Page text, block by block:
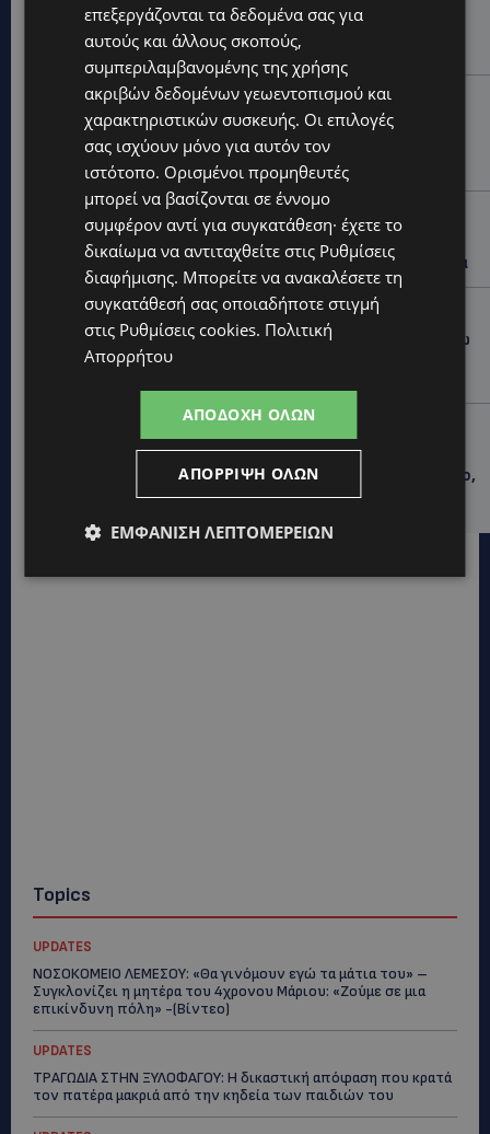
ΝΟΣΟΚΟΜΕΙΟ ΛΕΜΕΣΟΥ: «Θα γινόμουν εγώ τα μάτια
του» – Συγκλονίζει η μητέρα του 4χρονου Μάριου:
«Ζούμε σε μια επικίνδυνη πόλη» -(Βίντεο)
UPDATES
ΤΡΑΓΩΔΙΑ ΣΤΗΝ ΞΥΛΟΦΑΓΟΥ: Η δικαστική απόφαση
που κρατά τον πατέρα μακριά από την κηδεία των
παιδιών του
UPDATES
ΑΓΙΑ ΝΑΠΑ: €25.555 στην κατοχή 34χρονου –
Εντοπίστηκαν και αδασμολόγητα καπνικά προϊόντα
UPDATES
ΦΡΑΓΜΑ ΚΛΗΡΟΥ: Πήγαν για ψάρεμα και άφησαν πίσω
τους σκουπίδια – Εικόνες που προβληματίζουν-
ΝΙΚΟΣ ΚΑΛΟΓΕΡΟΠΟΥΛΟΣ: Έφυγε από τη ζωή ο
πολυτάλαντος καλλιτέχνης που ξεχώρισε σε θέατρο,
κινηματογράφο και τηλεόραση-(Bίντεο)
Topics
UPDATES
ΝΟΣΟΚΟΜΕΙΟ ΛΕΜΕΣΟΥ: «Θα γινόμουν εγώ τα μάτια του» –
Συγκλονίζει η μητέρα του 4χρονου Μάριου: «Ζούμε σε μια
επικίνδυνη πόλη» -(Βίντεο)
UPDATES
ΤΡΑΓΩΔΙΑ ΣΤΗΝ ΞΥΛΟΦΑΓΟΥ: Η δικαστική απόφαση που κρατά
τον πατέρα μακριά από την κηδεία των παιδιών του
επεξεργάζονται τα δεδομένα σας για
αυτούς και άλλους σκοπούς,
συμπεριλαμβανομένης της χρήσης
ακριβών δεδομένων γεωεντοπισμού και
χαρακτηριστικών συσκευής. Οι επιλογές
σας ισχύουν μόνο για αυτόν τον
ιστότοπο. Ορισμένοι προμηθευτές
μπορεί να βασίζονται σε έννομο
συμφέρον αντί για συγκατάθεση· έχετε το
δικαίωμα να αντιταχθείτε στις Ρυθμίσεις
διαφήμισης. Μπορείτε να ανακαλέσετε τη
συγκατάθεσή σας οποιαδήποτε στιγμή
στις Ρυθμίσεις cookies. Πολιτική
Απορρήτου
ΑΠΟΔΟΧΉ ΌΛΩΝ
ΑΠΌΡΡΙΨΗ ΌΛΩΝ
ΕΜΦΆΝΙΣΗ ΛΕΠΤΟΜΕΡΕΙΏΝ